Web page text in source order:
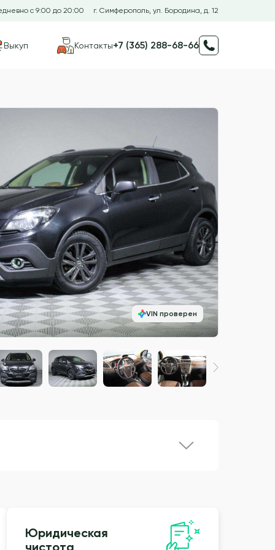
с 9:00 до 20:00 г. Симферополь, ул. Бородина, д. 12
Выкуп Контакты+7 (365) 288-68-66
VIN проверен
Юридическая
чистота